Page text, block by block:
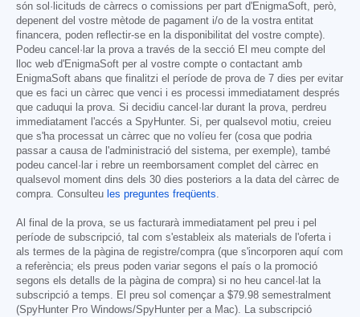
són sol·licituds de càrrecs o comissions per part d'EnigmaSoft, però,
depenent del vostre mètode de pagament i/o de la vostra entitat
financera, poden reflectir-se en la disponibilitat del vostre compte).
Podeu cancel·lar la prova a través de la secció El meu compte del
lloc web d'EnigmaSoft per al vostre compte o contactant amb
EnigmaSoft abans que finalitzi el període de prova de 7 dies per evitar
que es faci un càrrec que venci i es processi immediatament després
que caduqui la prova. Si decidiu cancel·lar durant la prova, perdreu
immediatament l'accés a SpyHunter. Si, per qualsevol motiu, creieu
que s'ha processat un càrrec que no volíeu fer (cosa que podria
passar a causa de l'administració del sistema, per exemple), també
podeu cancel·lar i rebre un reemborsament complet del càrrec en
qualsevol moment dins dels 30 dies posteriors a la data del càrrec de
compra. Consulteu les preguntes freqüents.
Al final de la prova, se us facturarà immediatament pel preu i pel
període de subscripció, tal com s'estableix als materials de l'oferta i
als termes de la pàgina de registre/compra (que s'incorporen aquí com
a referència; els preus poden variar segons el país o la promoció
segons els detalls de la pàgina de compra) si no heu cancel·lat la
subscripció a temps. El preu sol començar a $79.98 semestralment
(SpyHunter Pro Windows/SpyHunter per a Mac). La subscripció